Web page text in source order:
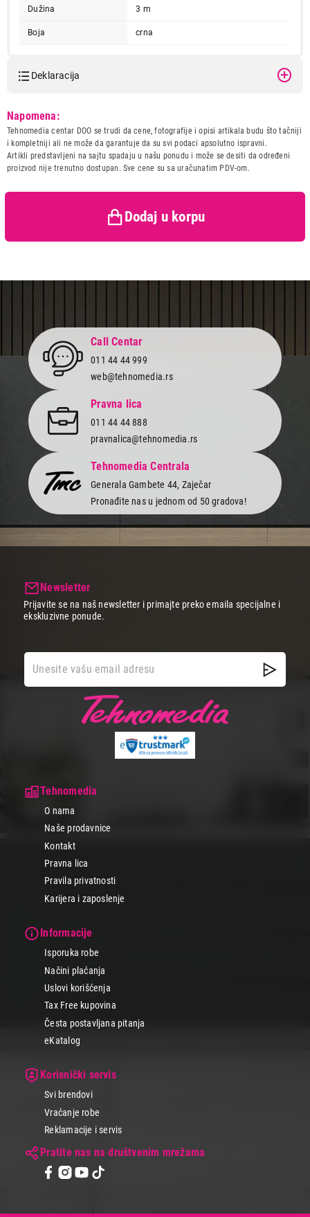
Dužina 3 m
Boja crna
Deklaracija
Naziv i vrsta robe:
KABL IT/AV
Uvoznik:
Repro Market doo
Zemlja porekla:
Kina
Prava potrošača:
Zagarantovana sva prava
zaštiti potrošača
Napomena:
Tehnomedia centar DOO se trudi da cene, fotografije i opisi artikala budu što tačniji
i kompletniji ali ne može da garantuje da su svi podaci apsolutno ispravni.
Artikli predstavljeni na sajtu spadaju u našu ponudu i može se desiti da određeni
proizvod nije trenutno dostupan. Sve cene su sa uračunatim PDV-om.
Dodaj u korpu
KABLOVI IT/AV
HAMA OPTICKO VLAKNO 3m 429292
Proizvod je dodat u korpu.
Ukupno u korpi:0,00
Nastavi kupovinu
Završi kupovinu
Call Centar
011 44 44 999
web@tehnomedia.rs
Pravna lica
011 44 44 888
pravnalica@tehnomedia.rs
Tehnomedia Centrala
Generala Gambete 44, Zaječar
Pronađite nas u jednom od 50 gradova!
Tehnomedia
O nama
Naše prodavnice
Kontakt
Pravna lica
Pravila privatnosti
Karijera i zaposlenje
Informacije
Isporuka robe
Načini plaćanja
Uslovi korišćenja
Tax Free kupovina
Česta postavljana pitanja
eKatalog
Korisnički servis
Svi brendovi
Vraćanje robe
Reklamacije i servis
Pratite nas na društvenim mrežama
Newsletter
Prijavite se na naš newsletter i primajte preko emaila specijalne i
ekskluzivne ponude.